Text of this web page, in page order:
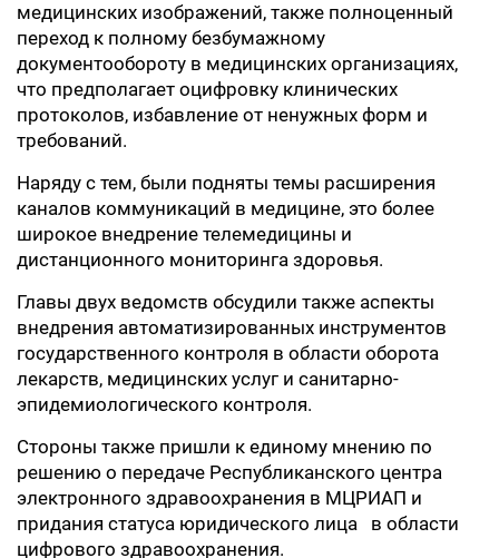
медицинских изображений, также полноценный
переход к полному безбумажному
документообороту в медицинских организациях,
что предполагает оцифровку клинических
протоколов, избавление от ненужных форм и
требований.
Наряду с тем, были подняты темы расширения
каналов коммуникаций в медицине, это более
широкое внедрение телемедицины и
дистанционного мониторинга здоровья.
Главы двух ведомств обсудили также аспекты
внедрения автоматизированных инструментов
государственного контроля в области оборота
лекарств, медицинских услуг и санитарно-
эпидемиологического контроля.
Стороны также пришли к единому мнению по
решению о передаче Республиканского центра
электронного здравоохранения в МЦРИАП и
придания статуса юридического лица в области
цифрового здравоохранения.